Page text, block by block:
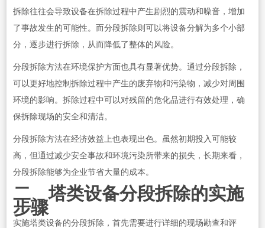
拆除往往会导致设备在拆除过程中产生剧烈的震动和噪音，增加
了事故发生的可能性。而分段拆除则可以将设备分解为多个小部
分，逐步进行拆除，从而降低了整体的风险。
分段拆除方法在环境保护方面也具有显著优势。通过分段拆除，
可以更好地控制拆除过程中产生的废弃物和污染物，减少对周围
环境的影响。拆除过程中可以对残留的危化品进行有效处理，确
保拆除现场的安全和清洁。
分段拆除方法在经济效益上也表现出色。虽然初期投入可能较
高，但通过减少安全事故和环境污染所带来的损失，长期来看，
分段拆除能够为企业节省大量的成本。
二、塔类设备分段拆除的实施
步骤
实施塔类设备的分段拆除，首先需要进行详细的现场勘查和评